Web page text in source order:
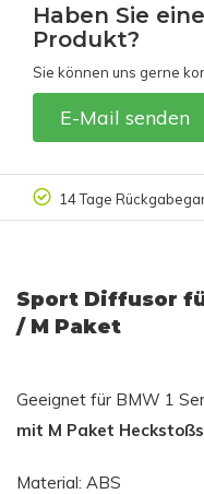
Haben Sie
Produkt?
Sie können uns gerne
E-Mail senden
14 Tage
Sport Diffusor
/ M Paket
Geeignet für BMW 1
mit M Paket
Material: ABS